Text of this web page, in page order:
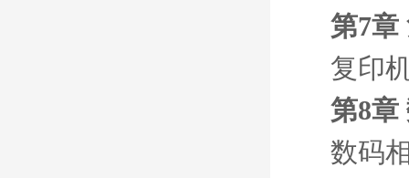
第7章
复印
第8章
数码